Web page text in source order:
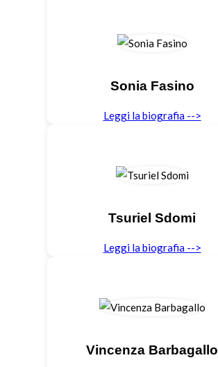
Sonia Fasino
Leggi la biografia -->
Tsuriel Sdomi
Leggi la biografia -->
Vincenza Barbagallo